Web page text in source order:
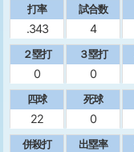
打率
.343
試合数
4
２塁打
0
３塁打
0
四球
22
死球
0
併殺打 出塁率